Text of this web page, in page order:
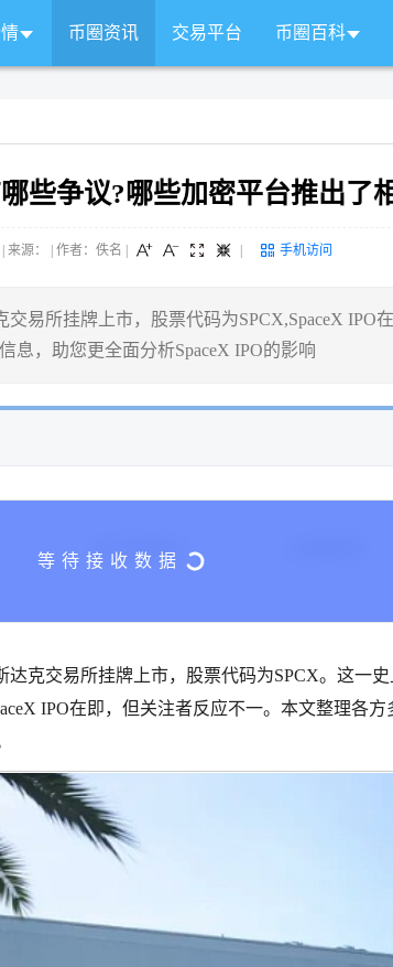
币圈资讯 交易平台 币圈百科
些争议?哪些加密平台推出了
| 来源： | 作者：佚名 手机访问
交易所挂牌上市，股票代码为SPCX,SpaceX IPO
息，助您更全面分析SpaceX IPO的影响
24H交易额($)
达克交易所挂牌上市，股票代码为SPCX。这一
IPO在即，但关注者反应不一。本文整理各